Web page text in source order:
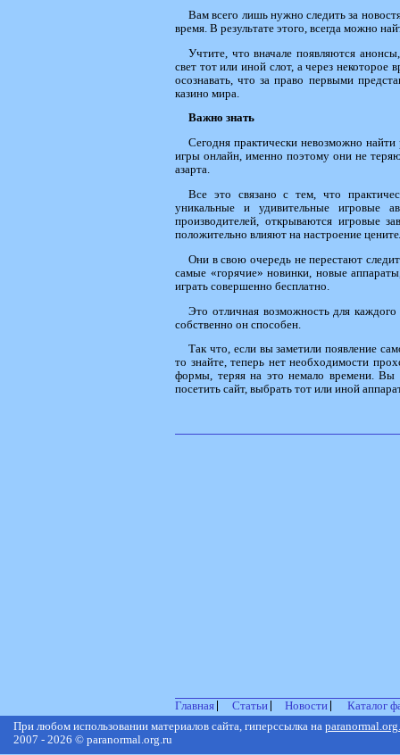
Вам всего лишь нужно следить за
время. В результате этого, всегда можно
Учтите, что вначале появляются
свет тот или иной слот, а через некоторое
осознавать, что за право первыми
казино мира.
Важно знать
Сегодня практически невозможно
игры онлайн, именно поэтому они не
азарта.
Все это связано с тем, что
уникальные и удивительные игровые
производителей, открываются игровые
положительно влияют на настроение
Они в свою очередь не перестают
самые «горячие» новинки, новые
играть совершенно бесплатно.
Это отличная возможность для
собственно он способен.
Так что, если вы заметили появление
то знайте, теперь нет необходимости
формы, теряя на это немало времени. Вы
посетить сайт, выбрать тот или иной
Главная Статьи Новости
Каталог
При любом использовании материалов сайта, гиперссылка на
2007 - 2026 © paranormal.org.ru